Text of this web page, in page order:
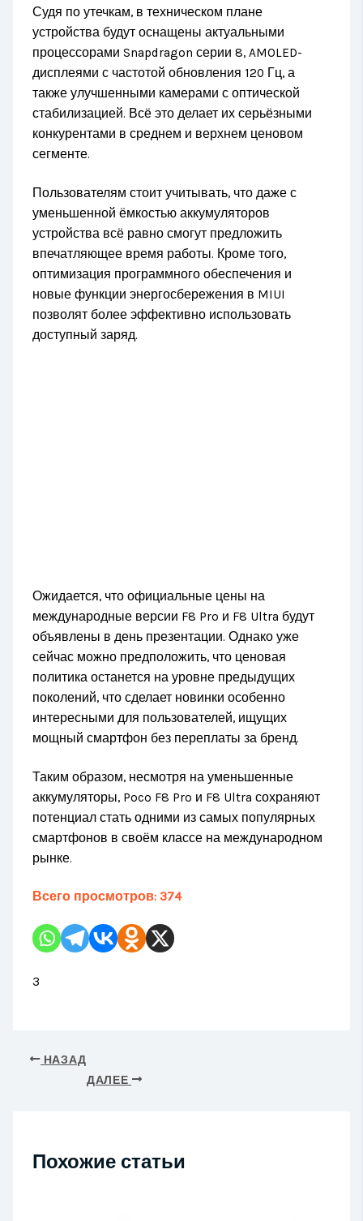
Судя по утечкам, в техническом плане
устройства будут оснащены актуальными
процессорами Snapdragon серии 8, AMOLED-
дисплеями с частотой обновления 120 Гц, а
также улучшенными камерами с оптической
стабилизацией. Всё это делает их серьёзными
конкурентами в среднем и верхнем ценовом
сегменте.
Пользователям стоит учитывать, что даже с
уменьшенной ёмкостью аккумуляторов
устройства всё равно смогут предложить
впечатляющее время работы. Кроме того,
оптимизация программного обеспечения и
новые функции энергосбережения в MIUI
позволят более эффективно использовать
доступный заряд.
Ожидается, что официальные цены на
международные версии F8 Pro и F8 Ultra будут
объявлены в день презентации. Однако уже
сейчас можно предположить, что ценовая
политика останется на уровне предыдущих
поколений, что сделает новинки особенно
интересными для пользователей, ищущих
мощный смартфон без переплаты за бренд.
Таким образом, несмотря на уменьшенные
аккумуляторы, Poco F8 Pro и F8 Ultra сохраняют
потенциал стать одними из самых популярных
смартфонов в своём классе на международном
рынке.
Всего просмотров: 374
3
НАЗАД
ДАЛЕЕ
Похожие статьи